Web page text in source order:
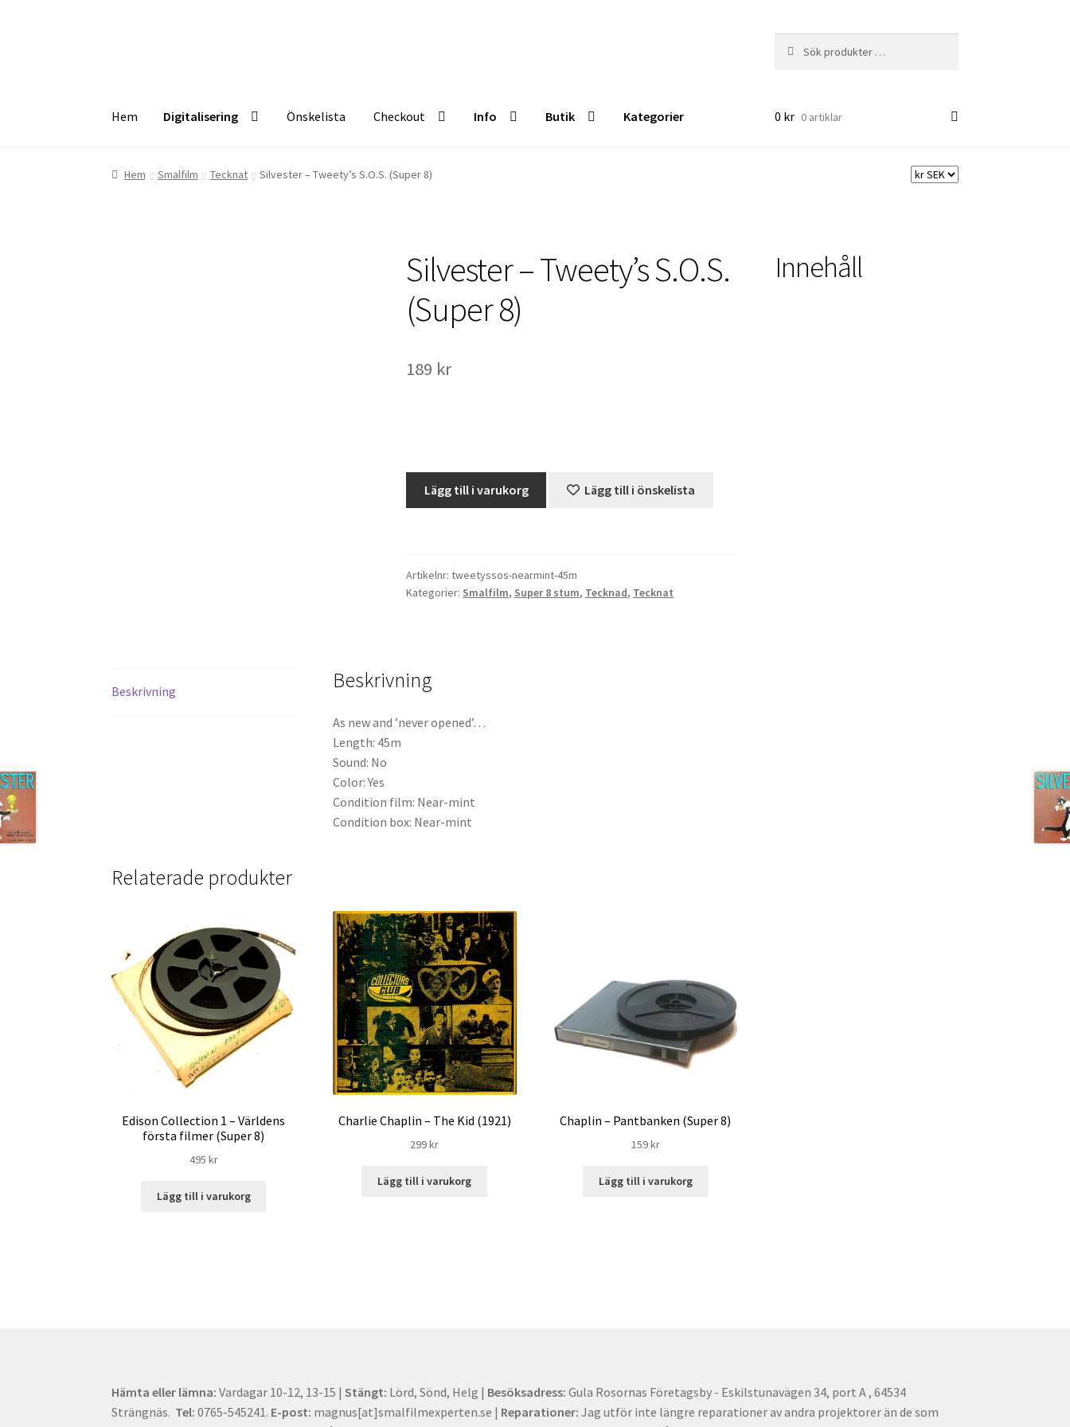
efter:
Hem Digitalisering Önskelista Checkout Info Butik Kategorier
Hem DigitaliseringÖnskelista Checkout Info Butik Kategorier
0 kr 0 artiklar
Hem Smalfilm Tecknat Silvester – Tweety’s S.O.S. (Super 8)
Silvester – Tweety’s S.O.S.
(Super 8)
189 kr
8)
mängd
Lägg till i varukorg Lägg till i önskelista
Artikelnr:tweetyssos-nearmint-45m
Kategorier: Smalfilm, Super 8 stum, Tecknad, Tecknat
Beskrivning Beskrivning
As new and ’never opened’…
Length: 45m
Sound: No
Color: Yes
Condition film: Near-mint
Condition box: Near-mint
Relaterade produkter
Edison Collection 1 – Världens
första filmer (Super 8)
495 kr
Lägg till i varukorg
Charlie Chaplin – The Kid (1921)
299kr
Lägg till i varukorg
Chaplin – Pantbanken (Super 8)
159kr
Lägg till i varukorg
Innehåll
Hämta eller lämna:Vardagar 10-12, 13-15 |Stängt: Lörd, Sönd, Helg | Besöksadress: Gula Rosornas Företagsby - Eskilstunavägen 34, port A , 64534
Strängnäs. Tel:0765-545241. E-post: magnus[at]smalfilmexperten.se | Reparationer: Jag utför inte längre reparationer av andra projektorer än de som